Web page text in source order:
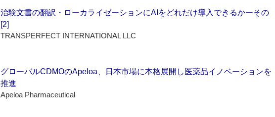
治験文書の翻訳・ローカライゼーションにAIをどれだけ導入できるかーその
[2]
TRANSPERFECT INTERNATIONAL LLC
グローバルCDMOのApeloa、日本市場に本格展開し医薬品イノベーションを
推進
Apeloa Pharmaceutical